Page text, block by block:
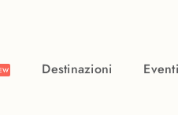
Destinazioni Eventi